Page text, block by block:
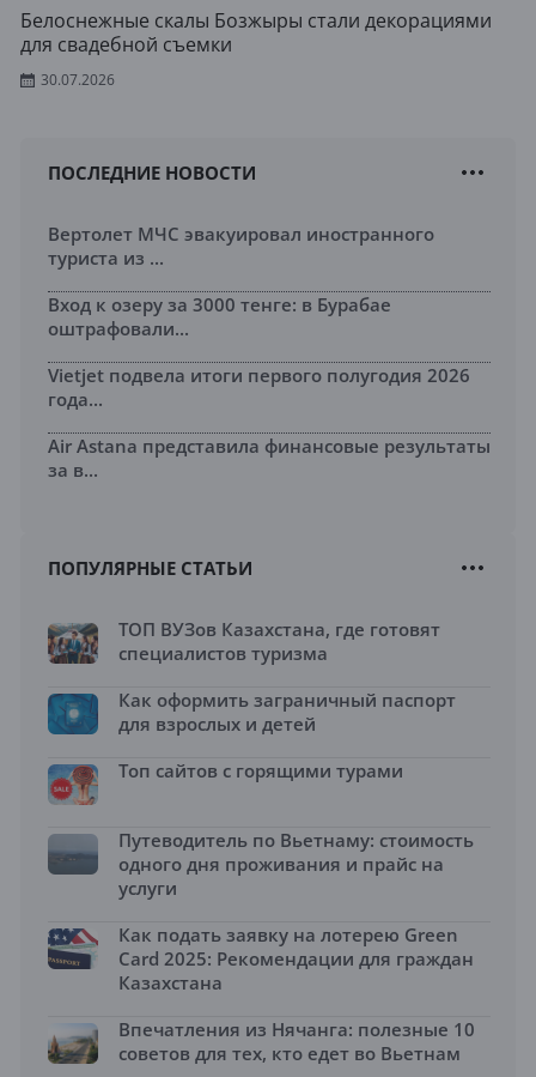
Белоснежные скалы Бозжыры стали декорациями
для свадебной съемки
30.07.2026
ПОСЛЕДНИЕ НОВОСТИ
Вертолет МЧС эвакуировал иностранного
туриста из ...
Вход к озеру за 3000 тенге: в Бурабае
оштрафовали...
Vietjet подвела итоги первого полугодия 2026
года...
Air Astana представила финансовые результаты
за в...
ПОПУЛЯРНЫЕ СТАТЬИ
ТОП ВУЗов Казахстана, где готовят
специалистов туризма
Как оформить заграничный паспорт
для взрослых и детей
Топ сайтов с горящими турами
Путеводитель по Вьетнаму: стоимость
одного дня проживания и прайс на
услуги
Как подать заявку на лотерею Green
Card 2025: Рекомендации для граждан
Казахстана
Впечатления из Нячанга: полезные 10
советов для тех, кто едет во Вьетнам